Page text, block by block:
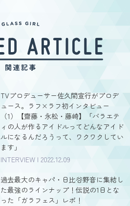
TVプロデューサー佐久間宣行がプロデ
ュース。ラフ×ラフ初インタビュー
（1）【齋藤・永松・藤崎】「バラエテ
ィの人が作るアイドルってどんなアイド
ルになるんだろうって、ワクワクしてい
ます」
INTERVIEW | 2022.12.09
過去最大のキャパ・日比谷野音に集結し
た最強のラインナップ！伝説の1日とな
った「ガラフェス」レポ！